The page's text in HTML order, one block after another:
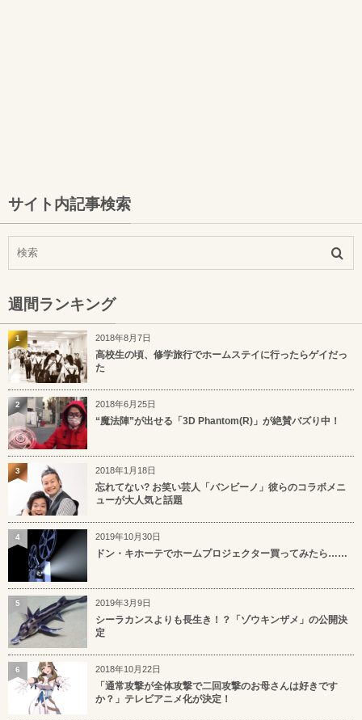
サイト内記事検索
週間ランキング
2018年8月7日
高校生の頃、修学旅行でホームステイに行ったらゲイだっ
た
1
2018年6月25日
“魔法陣”が出せる「3D Phantom(R)」が絶賛バズり中！
2
2018年1月18日
忘れてない? お笑い芸人「バンビーノ」彼らのコラボメニ
ューが大人気と話題
3
2019年10月30日
ドン・キホーテでホームプロジェクター買ってみたら……
4
2019年3月9日
シーラカンスよりも長生き！？「ゾウキンザメ」の公開決
定
5
2018年10月22日
「通常攻撃が全体攻撃で二回攻撃のお母さんは好きです
か？」テレビアニメ化が決定！
6